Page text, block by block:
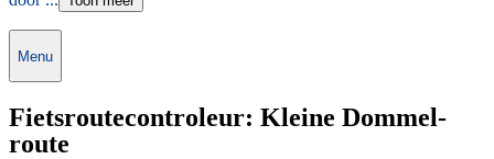
Menu
Fietsroutecontroleur: Kleine Dommel-
route